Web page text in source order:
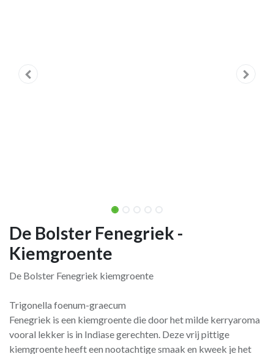
De Bolster Fenegriek -
Kiemgroente
De Bolster Fenegriek kiemgroente
Trigonella foenum-graecum
Fenegriek is een kiemgroente die door het milde kerryaroma
vooral lekker is in Indiase gerechten. Deze vrij pittige
kiemgroente heeft een nootachtige smaak en kweek je het